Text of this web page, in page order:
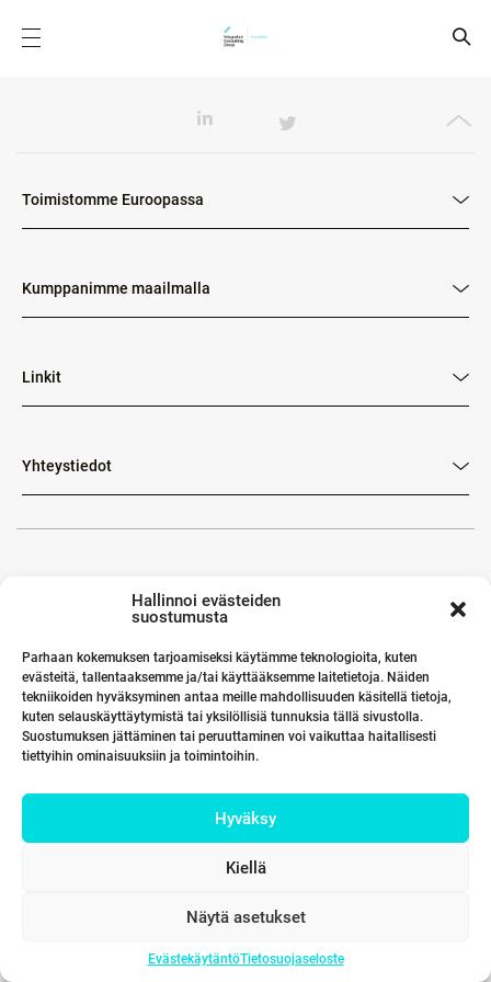
Hallinnoi evästeiden
suostumusta
Parhaan kokemuksen tarjoamiseksi käytämme teknologioita, kuten
evästeitä, tallentaaksemme ja/tai käyttääksemme laitetietoja. Näiden
tekniikoiden hyväksyminen antaa meille mahdollisuuden käsitellä tietoja,
kuten selauskäyttäytymistä tai yksilöllisiä tunnuksia tällä sivustolla.
Suostumuksen jättäminen tai peruuttaminen voi vaikuttaa haitallisesti
tiettyihin ominaisuuksiin ja toimintoihin.
Hyväksy
Kiellä
Näytä asetukset
EvästekäytäntöTietosuojaseloste
Toimistomme Euroopassa
Kumppanimme maailmalla
Linkit
Yhteystiedot